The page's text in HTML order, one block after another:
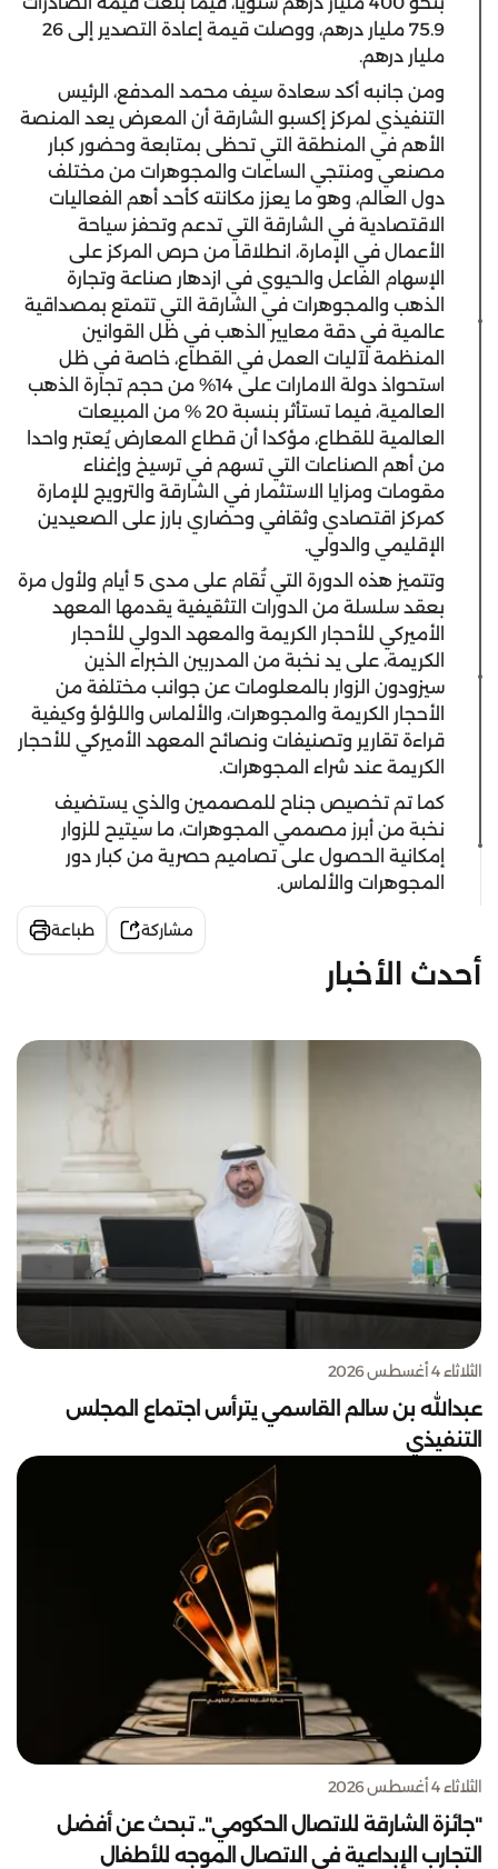
75.9 مليار درهم، ووصلت قيمة إعادة التصدير إلى 26
مليار درهم.
ومن جانبه أكد سعادة سيف محمد المدفع، الرئيس
التنفيذي لمركز إكسبو الشارقة أن المعرض يعد المنصة
الأهم في المنطقة التي تحظى بمتابعة وحضور كبار
مصنعي ومنتجي الساعات والمجوهرات من مختلف
دول العالم، وهو ما يعزز مكانته كأحد أهم الفعاليات
الاقتصادية في الشارقة التي تدعم وتحفز سياحة
الأعمال في الإمارة، انطلاقا من حرص المركز على
الإسهام الفاعل والحيوي في ازدهار صناعة وتجارة
الذهب والمجوهرات في الشارقة التي تتمتع بمصداقية
عالمية في دقة معايير الذهب في ظل القوانين
المنظمة لآليات العمل في القطاع، خاصة في ظل
استحواذ دولة الامارات على 14% من حجم تجارة الذهب
العالمية، فيما تستأثر بنسبة 20 % من المبيعات
العالمية للقطاع، مؤكدا أن قطاع المعارض يُعتبر واحدا
من أهم الصناعات التي تسهم في ترسيخ وإغناء
مقومات ومزايا الاستثمار في الشارقة والترويج للإمارة
كمركز اقتصادي وثقافي وحضاري بارز على الصعيدين
الإقليمي والدولي.
وتتميز هذه الدورة التي تُقام على مدى 5 أيام ولأول مرة
بعقد سلسلة من الدورات التثقيفية يقدمها المعهد
الأميركي للأحجار الكريمة والمعهد الدولي للأحجار
الكريمة، على يد نخبة من المدربين الخبراء الذين
سيزودون الزوار بالمعلومات عن جوانب مختلفة من
الأحجار الكريمة والمجوهرات، والألماس واللؤلؤ وكيفية
قراءة تقارير وتصنيفات ونصائح المعهد الأميركي للأحجار
الكريمة عند شراء المجوهرات.
كما تم تخصيص جناح للمصممين والذي يستضيف
نخبة من أبرز مصممي المجوهرات، ما سيتيح للزوار
إمكانية الحصول على تصاميم حصرية من كبار دور
المجوهرات والألماس.
مشاركة طباعة
أحدث الأخبار
الثلاثاء 4 أغسطس 2026
عبدالله بن سالم القاسمي يترأس اجتماع المجلس
التنفيذي
الثلاثاء 4 أغسطس 2026
"جائزة الشارقة للاتصال الحكومي".. تبحث عن أفضل
التجارب الإبداعية في الاتصال الموجه للأطفال